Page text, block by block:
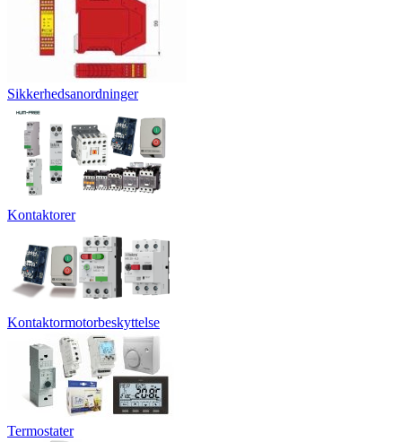
Sikkerhedsanordninger
Kontaktorer
Kontaktormotorbeskyttelse
Termostater